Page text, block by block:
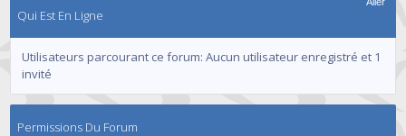
Qui Est En Ligne
Utilisateurs parcourant ce forum: Aucun utilisateur enregistré et 1
invité
Permissions Du Forum